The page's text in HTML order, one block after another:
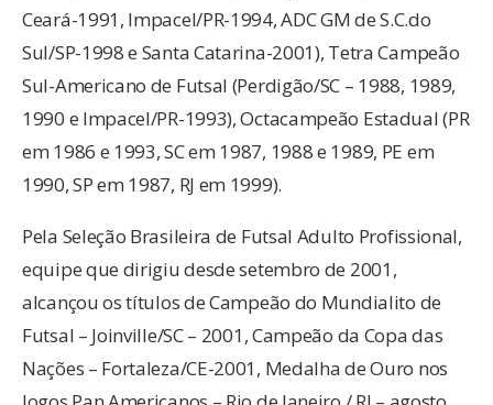
Ceará-1991, Impacel/PR-1994, ADC GM de S.C.do
Sul/SP-1998 e Santa Catarina-2001), Tetra Campeão
Sul-Americano de Futsal (Perdigão/SC – 1988, 1989,
1990 e Impacel/PR-1993), Octacampeão Estadual (PR
em 1986 e 1993, SC em 1987, 1988 e 1989, PE em
1990, SP em 1987, RJ em 1999).
Pela Seleção Brasileira de Futsal Adulto Profissional,
equipe que dirigiu desde setembro de 2001,
alcançou os títulos de Campeão do Mundialito de
Futsal – Joinville/SC – 2001, Campeão da Copa das
Nações – Fortaleza/CE-2001, Medalha de Ouro nos